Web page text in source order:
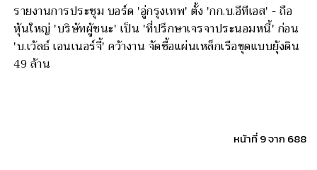
รายงานการประชุม บอร์ด 'อู่กรุงเทพ' ตั้ง 'กก.บ.อีทีเอส' - ถือ
หุ้นใหญ่ 'บริษัทผู้ชนะ' เป็น 'ที่ปรึกษาเจรจาประนอมหนี้' ก่อน
'บ.เว้ลธ์ เอนเนอร์จี้' คว้างาน จัดซื้อแผ่นเหล็กเรือขุดแบบยุ้งดิน
49 ล้าน
หน้าที่ 9 จาก 688